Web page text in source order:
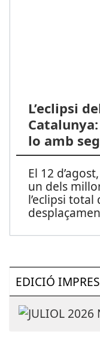
L’eclipsi
lo amb
El 12
un dels
l’eclipsi
EDICIÓ